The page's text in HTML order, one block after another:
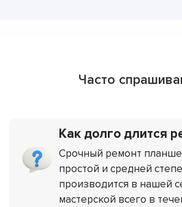
Часто
Как долго длится
Срочный ремонт
простой и средней
производится в нашей
мастерской всего в